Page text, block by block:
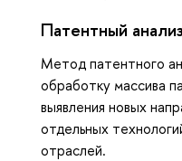
Патентный анализ
Метод патентного
обработку массива
выявления новых
отдельных
отраслей.